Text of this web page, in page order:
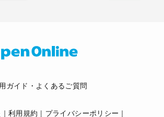
ガイド・よくあるご質問
利用規約
プライバシーポリシー